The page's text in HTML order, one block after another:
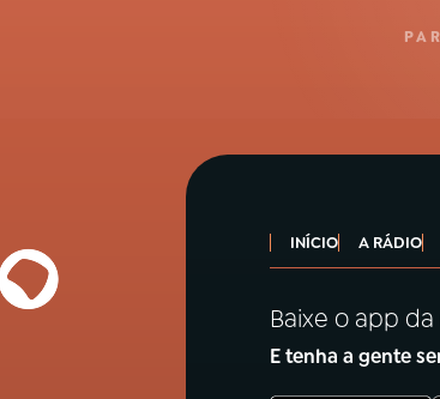
INÍCIO A RÁDIO
Baixe o app da
E tenha a gente